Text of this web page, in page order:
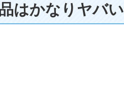
はかなりヤバい